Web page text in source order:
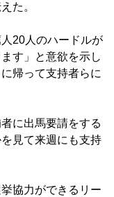
た。
20人のハードルが
す」と意欲を示し
帰って支持者らに
に出馬要請をする
見て来週にも支持
協力ができるリー